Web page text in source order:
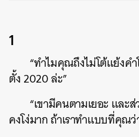
1
“ทำไมคุณถึงไม่โต้แย้งค
ตั้ง 2020 ล่ะ”
“เขามีคนตามเยอะ แล
คงโง่มาก ถ้าเราทำแบบที่คุณว่